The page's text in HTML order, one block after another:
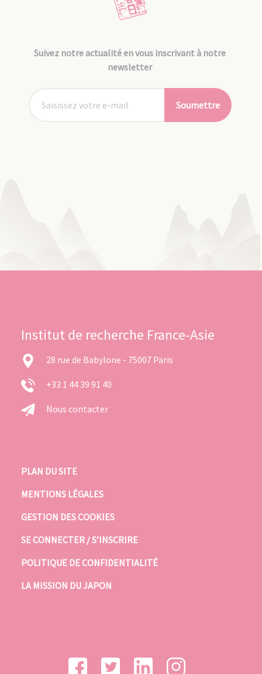
Suivez notre actualité en vous inscrivant à notre
newsletter
Soumettre
Institut de recherche France-Asie
28 rue de Babylone - 75007 Paris
+33 1 44 39 91 40
Nous contacter
PLAN DU SITE
MENTIONS LÉGALES
GESTION DES COOKIES
SE CONNECTER / S’INSCRIRE
POLITIQUE DE CONFIDENTIALITÉ
LA MISSION DU JAPON